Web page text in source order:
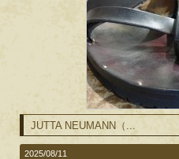
JUTTA NEUMANN（...
2025/08/11